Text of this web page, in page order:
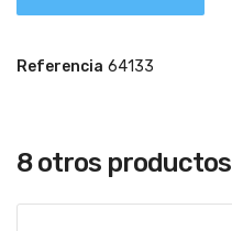
Referencia 64133
8 otros productos